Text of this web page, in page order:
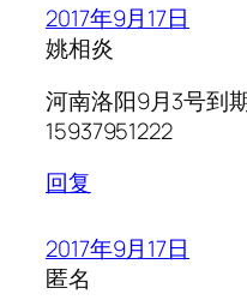
2017年9月17日
姚相炎
河南洛阳9月3号到
15937951222
回复
2017年9月17日
匿名